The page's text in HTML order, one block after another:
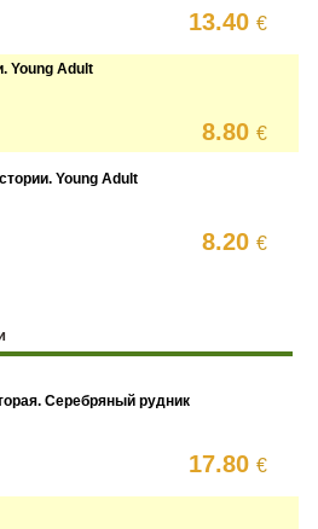
13.40€
Young Adult
8.80€
Young Adult
8.20€
Серебряный рудник
17.80€